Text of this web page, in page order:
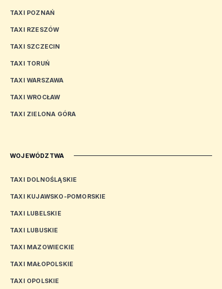
TAXI POZNAŃ
TAXI RZESZÓW
TAXI SZCZECIN
TAXI TORUŃ
TAXI WARSZAWA
TAXI WROCŁAW
TAXI ZIELONA GÓRA
WOJEWÓDZTWA
TAXI DOLNOŚLĄSKIE
TAXI KUJAWSKO-POMORSKIE
TAXI LUBELSKIE
TAXI LUBUSKIE
TAXI MAZOWIECKIE
TAXI MAŁOPOLSKIE
TAXI OPOLSKIE